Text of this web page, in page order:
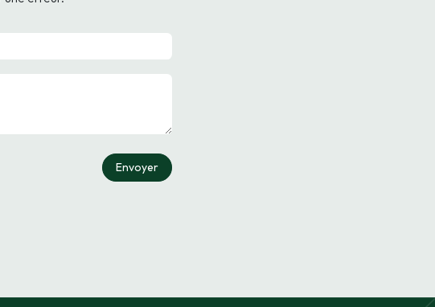
Envoyer